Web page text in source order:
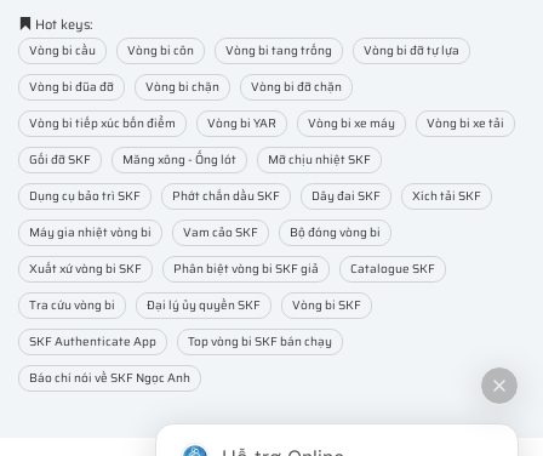
Hot keys:
Vòng bi cầu Vòng bi côn Vòng bi tang trống
Vòng bi đỡ tự lựa
Vòng bi đũa đỡ
Vòng bi chặn
Vòng bi đỡ chặn
Vòng bi tiếp xúc bốn điểm
Vòng bi YAR Vòng bi xe máy
Vòng bi xe tải
Gối đỡ SKF
Măng xông - Ống lót
Mỡ chịu nhiệt SKF
Dụng cụ bảo trì SKF
Phớt chắn dầu SKF Dây đai SKF
Xích tải SKF
Máy gia nhiệt vòng bi
Vam cảo SKF
Bộ đóng vòng bi
Xuất xứ vòng bi SKF
Phân biệt vòng bi SKF giả
Catalogue SKF
Tra cứu vòng bi
Đại lý ủy quyền SKF
Vòng bi SKF
SKF Authenticate App
Top vòng bi SKF bán chạy
Báo chí nói về SKF Ngọc Anh